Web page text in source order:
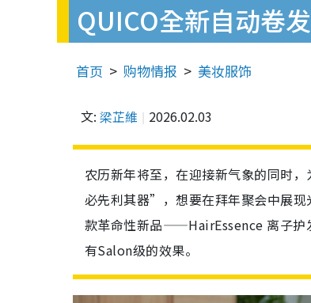
QUICO全新自动卷
首页 购物情报 美妆服饰
文: 梁芷維 2026.02.03
农历新年将至，在迎接新气象的同时
必先利其器”，想要在拜年聚会中展现
款革命性新品——HairEssence 离子护
有Salon级的效果。